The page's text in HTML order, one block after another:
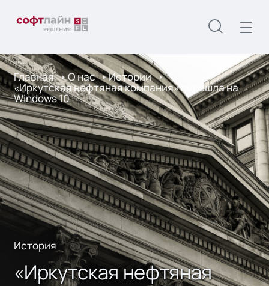
Главная О нас Истории
«Иркутская нефтяная компания» перешла на
Windows 10
История
«Иркутская нефтяная